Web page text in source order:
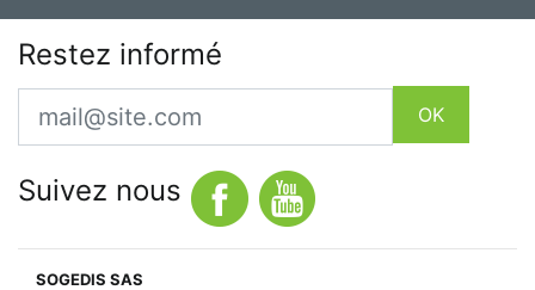
Restez informé
Email
OK
Suivez nous
SOGEDIS SAS